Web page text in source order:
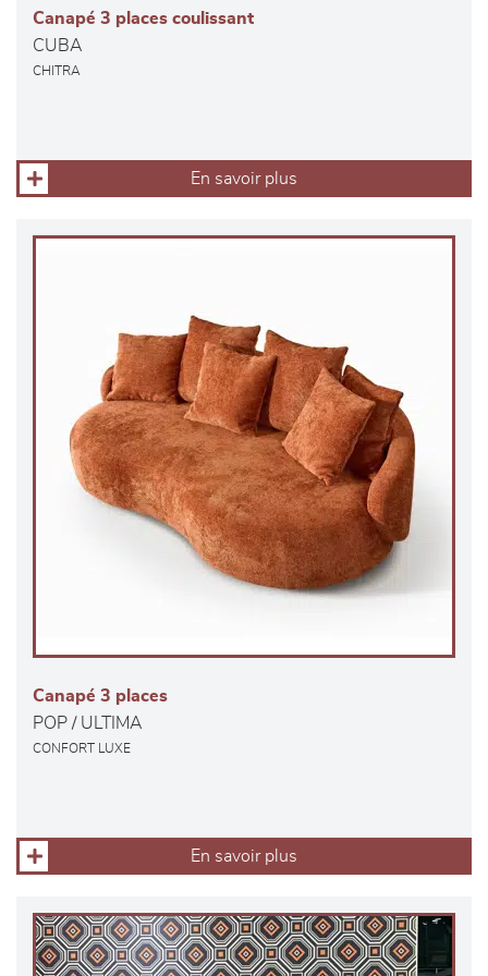
Canapé 3 places coulissant
CUBA
CHITRA
En savoir plus
Canapé 3 places
POP / ULTIMA
CONFORT LUXE
En savoir plus